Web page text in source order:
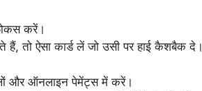
करें।
हैं, तो ऐसा कार्ड लें जो उसी पर हाई कैशबैक दे।
और ऑनलाइन पेमेंट्स में करें।